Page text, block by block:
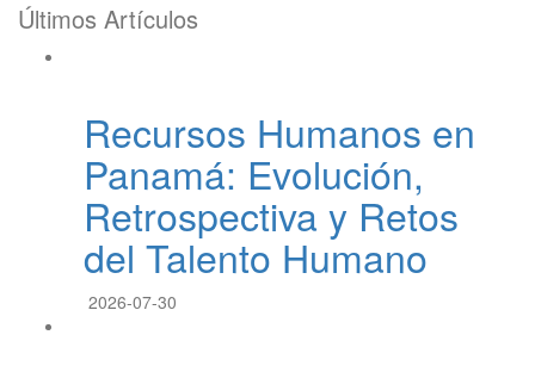
Últimos Artículos
Recursos Humanos en
Panamá: Evolución,
Retrospectiva y Retos
del Talento Humano
2026-07-30